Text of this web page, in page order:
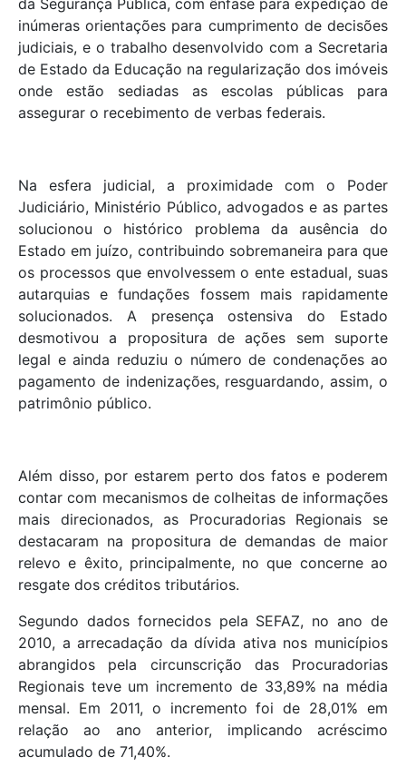
da Segurança Pública, com ênfase para expedição de
inúmeras orientações para cumprimento de decisões
judiciais, e o trabalho desenvolvido com a Secretaria
de Estado da Educação na regularização dos imóveis
onde estão sediadas as escolas públicas para
assegurar o recebimento de verbas federais.
Na esfera judicial, a proximidade com o Poder
Judiciário, Ministério Público, advogados e as partes
solucionou o histórico problema da ausência do
Estado em juízo, contribuindo sobremaneira para que
os processos que envolvessem o ente estadual, suas
autarquias e fundações fossem mais rapidamente
solucionados. A presença ostensiva do Estado
desmotivou a propositura de ações sem suporte
legal e ainda reduziu o número de condenações ao
pagamento de indenizações, resguardando, assim, o
patrimônio público.
Além disso, por estarem perto dos fatos e poderem
contar com mecanismos de colheitas de informações
mais direcionados, as Procuradorias Regionais se
destacaram na propositura de demandas de maior
relevo e êxito, principalmente, no que concerne ao
resgate dos créditos tributários.
Segundo dados fornecidos pela SEFAZ, no ano de
2010, a arrecadação da dívida ativa nos municípios
abrangidos pela circunscrição das Procuradorias
Regionais teve um incremento de 33,89% na média
mensal. Em 2011, o incremento foi de 28,01% em
relação ao ano anterior, implicando acréscimo
acumulado de 71,40%.